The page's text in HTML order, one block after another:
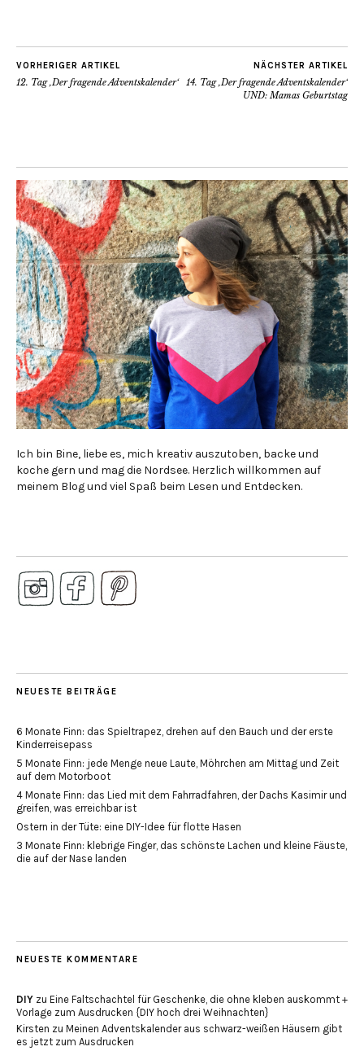
VORHERIGER ARTIKEL
12. Tag ‚Der fragende Adventskalender‘
NÄCHSTER ARTIKEL
14. Tag ‚Der fragende Adventskalender‘
UND: Mamas Geburtstag
Ich bin Bine, liebe es, mich kreativ auszutoben, backe und
koche gern und mag die Nordsee. Herzlich willkommen auf
meinem Blog und viel Spaß beim Lesen und Entdecken.
NEUESTE BEITRÄGE
6 Monate Finn: das Spieltrapez, drehen auf den Bauch und der erste
Kinderreisepass
5 Monate Finn: jede Menge neue Laute, Möhrchen am Mittag und Zeit
auf dem Motorboot
4 Monate Finn: das Lied mit dem Fahrradfahren, der Dachs Kasimir und
greifen, was erreichbar ist
Ostern in der Tüte: eine DIY-Idee für flotte Hasen
3 Monate Finn: klebrige Finger, das schönste Lachen und kleine Fäuste,
die auf der Nase landen
NEUESTE KOMMENTARE
DIY zu Eine Faltschachtel für Geschenke, die ohne kleben auskommt +
Vorlage zum Ausdrucken {DIY hoch drei Weihnachten}
Kirsten zu Meinen Adventskalender aus schwarz-weißen Häusern gibt
es jetzt zum Ausdrucken